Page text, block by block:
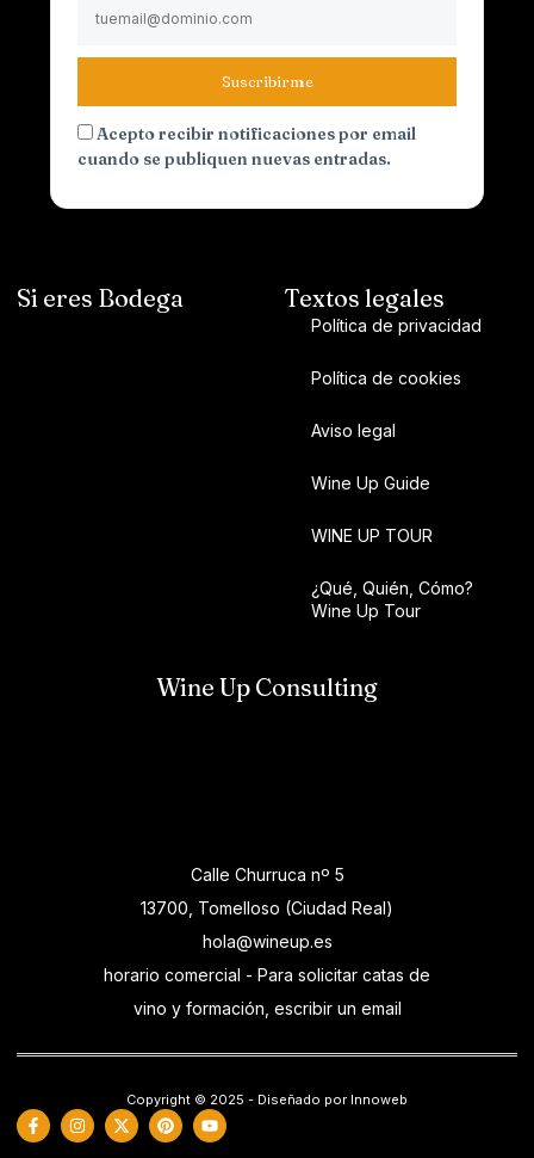
Suscribirme
Acepto recibir notificaciones por email
cuando se publiquen nuevas entradas.
Si eres Bodega Textos legales
Política de privacidad
Política de cookies
Aviso legal
Wine Up Guide
WINE UP TOUR
¿Qué, Quién, Cómo?
Wine Up Tour
Wine Up Consulting
Calle Churruca nº 5
13700, Tomelloso (Ciudad Real)
hola@wineup.es
horario comercial - Para solicitar catas de
vino y formación, escribir un email
Copyright © 2025 - Diseñado por Innoweb